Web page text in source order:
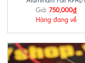
Giá: 750,000₫
Hàng đang về